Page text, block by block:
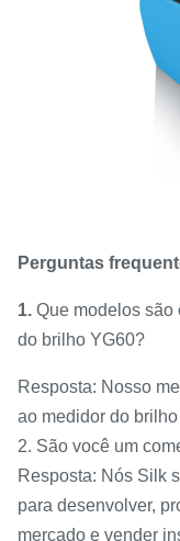
Perguntas
1. Que modelos são
do brilho YG60?
Resposta: Nosso
ao medidor do
2. São você um
Resposta: Nós Silk
para desenvolver,
mercado e vender